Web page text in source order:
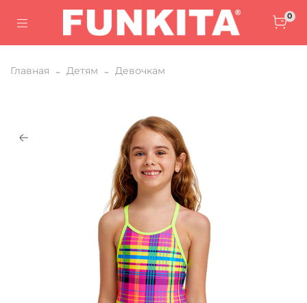
0
Главная Детям Девочкам